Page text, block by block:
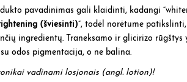
pavadinimas gali klaidinti, kadangi
(šviesinti)”, todėl norėtume
ingredientų. Traneksamo ir glicirizo rūgštys
odos pigmentacija, o ne balina.
vadinami losjonais (angl. lotion)!